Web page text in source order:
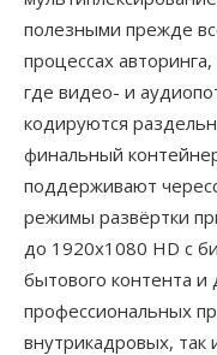
полезными прежде
процессах
где видео- и
кодируются
финальный
поддерживают
режимы развёртки
до 1920x1080 HD с
бытового контента
профессиональных
внутрикадровых, так